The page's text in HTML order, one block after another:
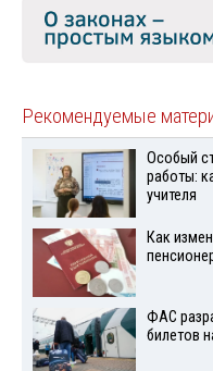
Рекомендуемые
Особый
работы:
учителя
Как
ФАС
билетов